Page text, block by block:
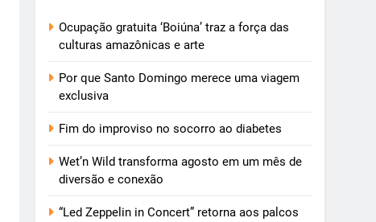
Ocupação gratuita ‘Boiúna’ traz a força das
culturas amazônicas e arte
Por que Santo Domingo merece uma viagem
exclusiva
Fim do improviso no socorro ao diabetes
Wet’n Wild transforma agosto em um mês de
diversão e conexão
“Led Zeppelin in Concert” retorna aos palcos